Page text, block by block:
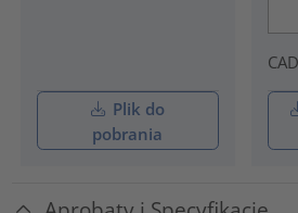
Plik do
pobrania